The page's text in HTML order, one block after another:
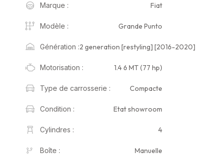
Marque : Fiat
Modèle : Grande Punto
Génération :2 generation [restyling] [2016-2020]
Motorisation : 1.4 6 MT (77 hp)
Type de carrosserie : Compacte
Condition : Etat showroom
Cylindres : 4
Boîte : Manuelle